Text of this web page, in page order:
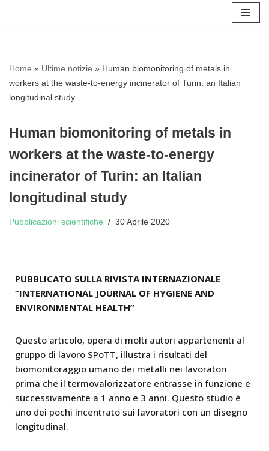
Home » Ultime notizie » Human biomonitoring of metals in
workers at the waste-to-energy incinerator of Turin: an Italian
longitudinal study
Human biomonitoring of metals in
workers at the waste-to-energy
incinerator of Turin: an Italian
longitudinal study
Pubblicazioni scientifiche 30 Aprile 2020
PUBBLICATO SULLA RIVISTA INTERNAZIONALE
“INTERNATIONAL JOURNAL OF HYGIENE AND
ENVIRONMENTAL HEALTH”
Questo articolo, opera di molti autori appartenenti al
gruppo di lavoro SPoTT, illustra i risultati del
biomonitoraggio umano dei metalli nei lavoratori
prima che il termovalorizzatore entrasse in funzione e
successivamente a 1 anno e 3 anni. Questo studio è
uno dei pochi incentrato sui lavoratori con un disegno
longitudinal.